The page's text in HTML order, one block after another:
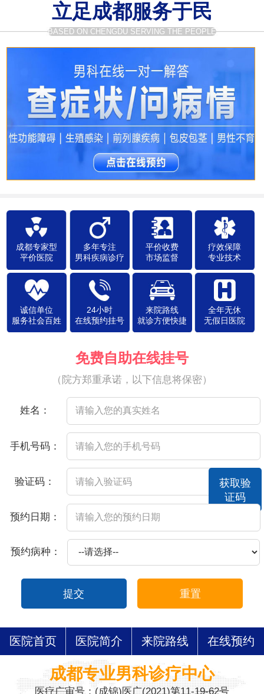
立足成都服务于民
BASED ON CHENGDU SERVING THE PEOPLE
成都专家型
平价医院
多年专注
男科疾病诊疗
平价收费
市场监督
疗效保障
专业技术
诚信单位
服务社会百姓
24小时
在线预约挂号
来院路线
就诊方便快捷
全年无休
无假日医院
免费自助在线挂号
（院方郑重承诺，以下信息将保密）
姓名：
手机号码：
验证码：
获取验
证码
预约日期：
预约病种：
提交 重置
医院首页 医院简介 来院路线 在线预约
成都专业男科诊疗中心
医疗广审号：(成锦)医广(2021)第11-19-62号